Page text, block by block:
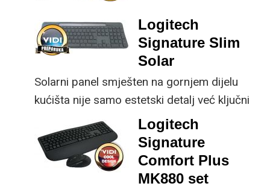
ključne svakom
korisniku.
male ustupke možete
osjetno uštedjeti pri
kupnji.
Logitech
Signature Slim
Solar
Solarni panel smješten na gornjem dijelu
kućišta nije samo estetski detalj već ključni
dio koncepta ovog proizvoda, jer koristi
energiju prirodnog ili umjetnog svjetla za
rad.
Logitech
Signature
Comfort Plus
MK880 set